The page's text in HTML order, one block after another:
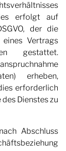
erfolgt auf
der die
Vertrags
gestattet.
erheben,
erforderlich
Dienstes zu
Abschluss